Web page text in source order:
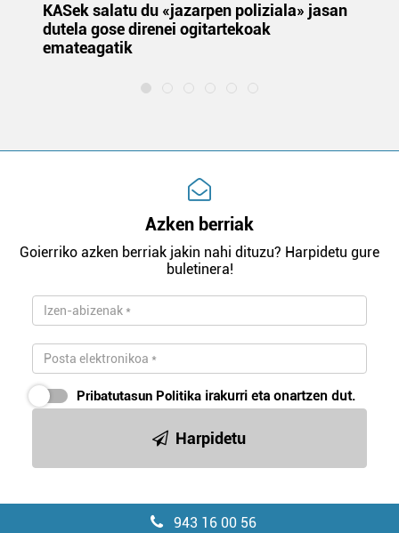
KASek salatu du «jazarpen poliziala» jasan
dutela gose direnei ogitartekoak
emateagatik
Azken berriak
Goierriko azken berriak jakin nahi dituzu? Harpidetu gure
buletinera!
Pribatutasun Politika irakurri eta onartzen dut.
Harpidetu
943 16 00 56